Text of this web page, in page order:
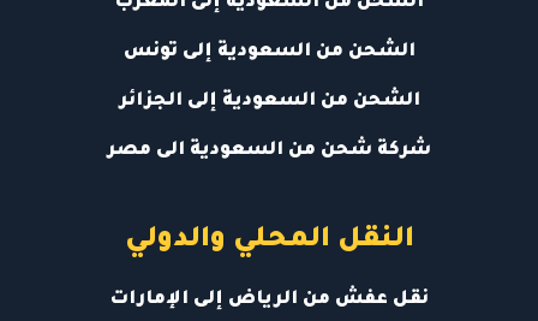
الشحن من السعودية إلى تونس
الشحن من السعودية إلى الجزائر
شركة شحن من السعودية الى مصر
النقل المحلي والدولي
نقل عفش من الرياض إلى الإمارات